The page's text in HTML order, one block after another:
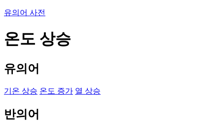
유의어 사전
온도 상승
유의어
기온 상승 온도 증가 열 상승
반의어